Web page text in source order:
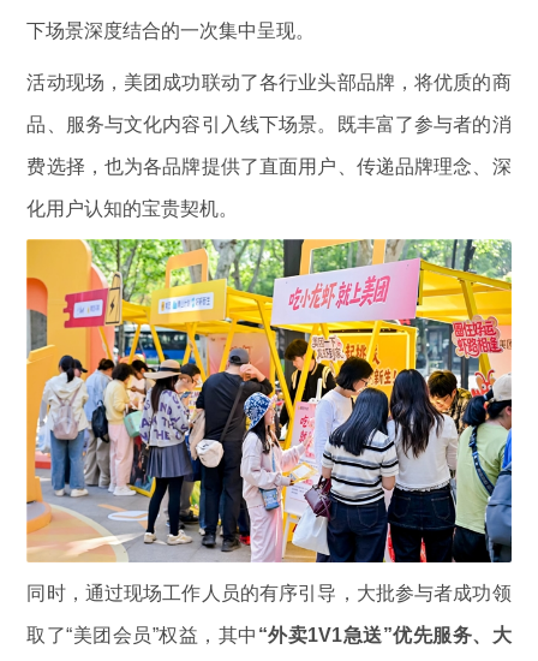
下场景深度结合的一次集中呈现。
活动现场，美团成功联动了各行业头部品牌，将优质的商
品、服务与文化内容引入线下场景。既丰富了参与者的消
费选择，也为各品牌提供了直面用户、传递品牌理念、深
化用户认知的宝贵契机。
同时，通过现场工作人员的有序引导，大批参与者成功领
取了“美团会员”权益，其中 “外卖1V1急送”优先服务、大